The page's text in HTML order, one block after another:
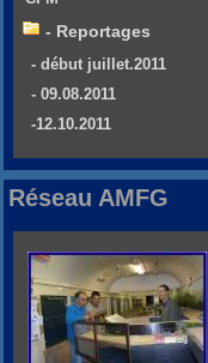
- Reportages
- début juillet.2011
- 09.08.2011
-12.10.2011
Réseau AMFG